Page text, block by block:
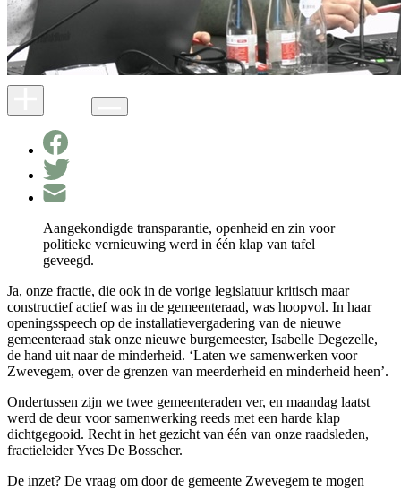
Aangekondigde transparantie, openheid en zin voor
politieke vernieuwing werd in één klap van tafel
geveegd.
Ja, onze fractie, die ook in de vorige legislatuur kritisch maar
constructief actief was in de gemeenteraad, was hoopvol. In haar
openingsspeech op de installatievergadering van de nieuwe
gemeenteraad stak onze nieuwe burgemeester, Isabelle Degezelle,
de hand uit naar de minderheid. ‘Laten we samenwerken voor
Zwevegem, over de grenzen van meerderheid en minderheid heen’.
Ondertussen zijn we twee gemeenteraden ver, en maandag laatst
werd de deur voor samenwerking reeds met een harde klap
dichtgegooid. Recht in het gezicht van één van onze raadsleden,
fractieleider Yves De Bosscher.
De inzet? De vraag om door de gemeente Zwevegem te mogen